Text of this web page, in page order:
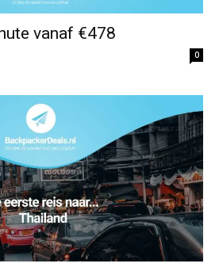
vanaf €478
0